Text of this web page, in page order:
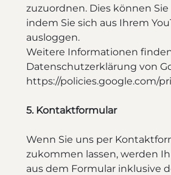
zuzuordnen. Dies können
indem Sie sich aus Ihrem
ausloggen.
Weitere Informationen
Datenschutzerklärung von
https://policies.google.com/
5. Kontaktformular
Wenn Sie uns per
zukommen lassen, werden
aus dem Formular inklusive